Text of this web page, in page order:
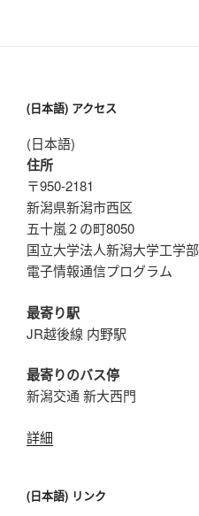
(日本語) アクセス
(日本語)
住所
〒950-2181
新潟県新潟市西区
五十嵐２の町8050
国立大学法人新潟大学工学部
電子情報通信プログラム
最寄り駅
JR越後線 内野駅
最寄りのバス停
新潟交通 新大西門
詳細
(日本語) リンク